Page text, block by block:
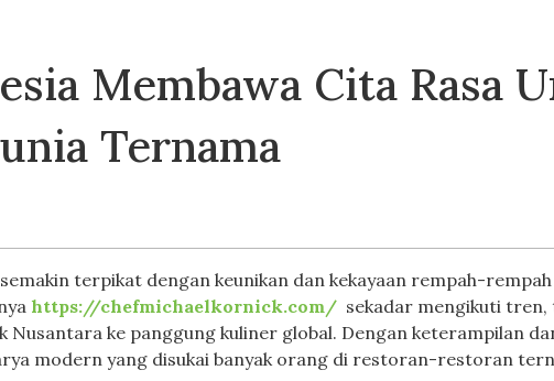
Membawa Cita Rasa
Ternama
terpikat dengan keunikan dan kekayaan rempah-
https://chefmichaelkornick.com/ sekadar mengikuti tren,
Nusantara ke panggung kuliner global. Dengan keterampilan
modern yang disukai banyak orang di restoran-restoran